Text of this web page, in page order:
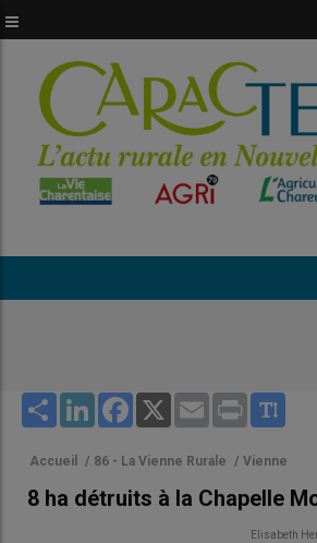
au
principal
Share LinkedInFacebook
X Email Print
Accueil / 86 - La Vienne Rurale / Vienne
8 ha détruits à la Chapelle
Elisabeth